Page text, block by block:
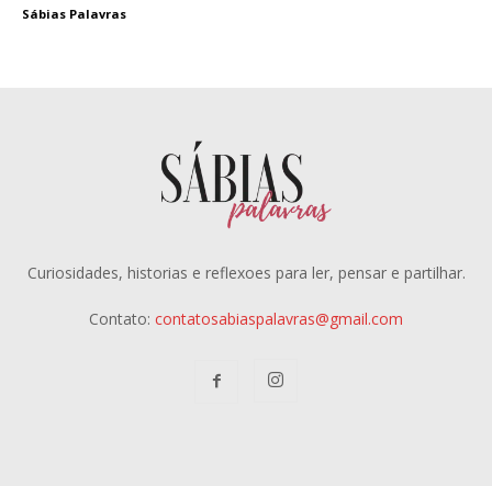
Sábias Palavras
Curiosidades, historias e reflexoes para ler, pensar e partilhar.
Contato: contatosabiaspalavras@gmail.com